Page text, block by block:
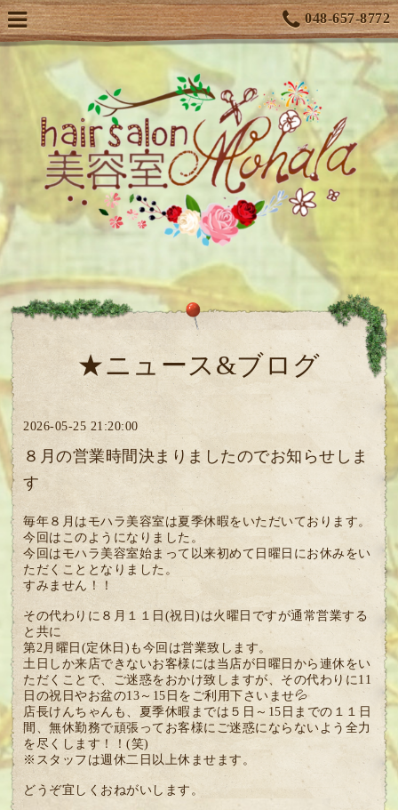
048-657-8772
★ニュース&ブログ
2026-05-25 21:20:00
８月の営業時間決まりましたのでお知らせしま
す
毎年８月はモハラ美容室は夏季休暇をいただいております。
今回はこのようになりました。
今回はモハラ美容室始まって以来初めて日曜日にお休みをい
ただくこととなりました。
すみません！！
その代わりに８月１１日(祝日)は火曜日ですが通常営業する
と共に
第2月曜日(定休日)も今回は営業致します。
土日しか来店できないお客様には当店が日曜日から連休をい
ただくことで、ご迷惑をおかけ致しますが、その代わりに11
日の祝日やお盆の13～15日をご利用下さいませ💦
店長けんちゃんも、夏季休暇までは５日～15日までの１１日
間、無休勤務で頑張ってお客様にご迷惑にならないよう全力
を尽くします！！(笑)
※スタッフは週休二日以上休ませます。
どうぞ宜しくおねがいします。